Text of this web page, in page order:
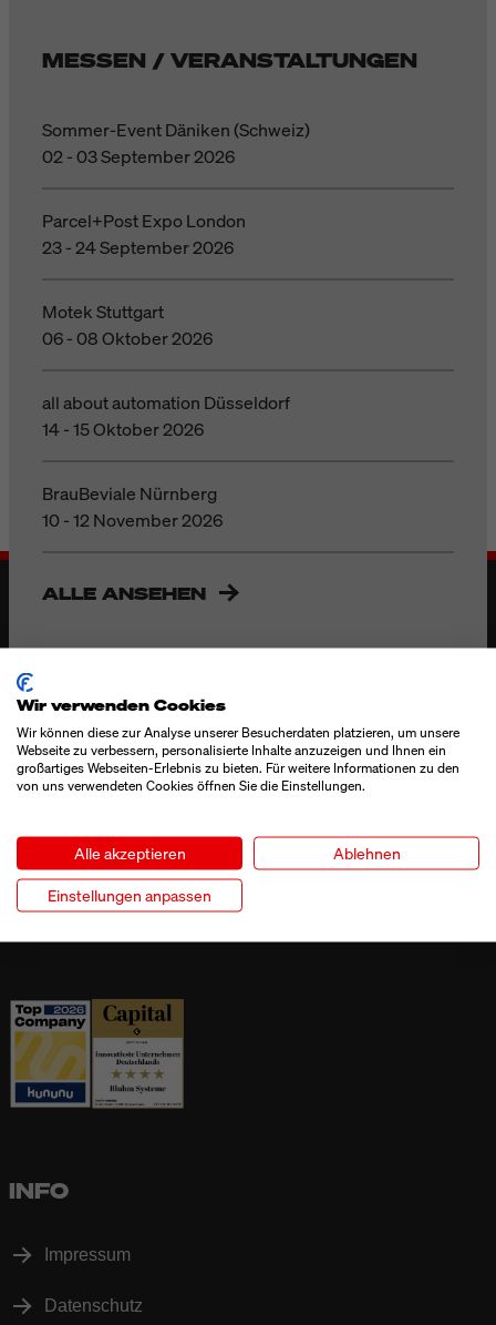
MESSEN / VERANSTALTUNGEN
Sommer-Event Däniken (Schweiz)
02 - 03 September 2026
Parcel+Post Expo London
23 - 24 September 2026
Motek Stuttgart
06 - 08 Oktober 2026
all about automation Düsseldorf
14 - 15 Oktober 2026
BrauBeviale Nürnberg
10 - 12 November 2026
ALLE ANSEHEN
Industriestrasse 24
4658 Däniken / SO
+41 (0)62 788 70 90
INFO
Impressum
Datenschutz
Wir verwenden Cookies
Wir können diese zur Analyse unserer Besucherdaten platzieren, um unsere
Webseite zu verbessern, personalisierte Inhalte anzuzeigen und Ihnen ein
großartiges Webseiten-Erlebnis zu bieten. Für weitere Informationen zu den
von uns verwendeten Cookies öffnen Sie die Einstellungen.
Alle akzeptieren Ablehnen
Einstellungen anpassen